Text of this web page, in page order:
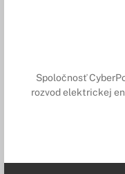
Spoločnosť
rozvod elektrickej